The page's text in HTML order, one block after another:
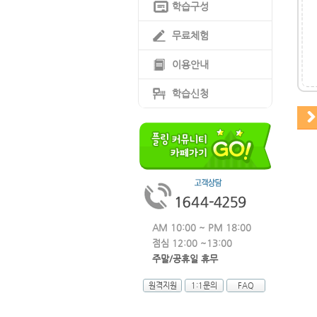
학습구성
무료체험
이용안내
학습신청
AM 10:00 ~ PM 18:00
점심 12:00 ~13:00
주말/공휴일 휴무
원격지원 1:1문의 FAQ